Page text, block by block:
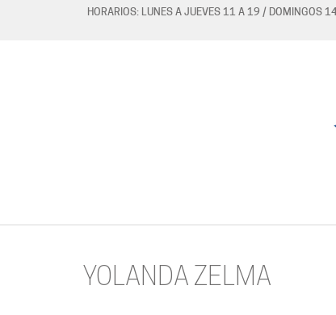
HORARIOS: LUNES A JUEVES 11 A 19 / DOMINGOS
YOLANDA ZELMA